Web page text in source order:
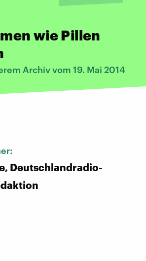
wie Pillen
Archiv vom 19. Mai 2014
Deutschlandradio-